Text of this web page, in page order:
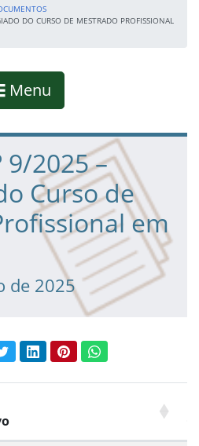
DO CURSO DE MESTRADO PROFISSIONAL
Mostrar
Menu
9/2025 –
Curso de
em
de 2025
conteúdo:
TwitterLinkedInPinterestWhatsApp